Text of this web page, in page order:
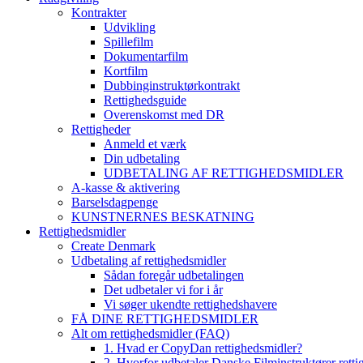
Kontrakter
Udvikling
Spillefilm
Dokumentarfilm
Kortfilm
Dubbinginstruktørkontrakt
Rettighedsguide
Overenskomst med DR
Rettigheder
Anmeld et værk
Din udbetaling
UDBETALING AF RETTIGHEDSMIDLER
A-kasse & aktivering
Barselsdagpenge
KUNSTNERNES BESKATNING
Rettighedsmidler
Create Denmark
Udbetaling af rettighedsmidler
Sådan foregår udbetalingen
Det udbetaler vi for i år
Vi søger ukendte rettighedshavere
FÅ DINE RETTIGHEDSMIDLER
Alt om rettighedsmidler (FAQ)
1. Hvad er CopyDan rettighedsmidler?